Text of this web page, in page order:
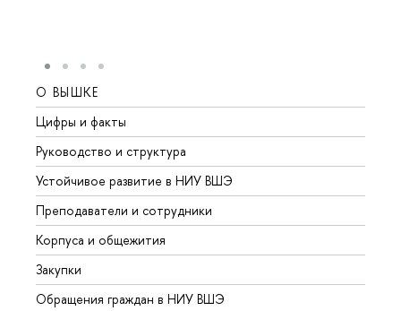
О ВЫШКЕ
Цифры и факты
Руководство и структура
Устойчивое развитие в НИУ ВШЭ
Преподаватели и сотрудники
Корпуса и общежития
Закупки
Обращения граждан в НИУ ВШЭ